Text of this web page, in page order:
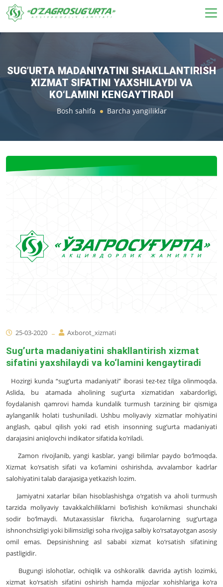
SUG’URTA MADANIYATINI SHAKLLANTIRISH
XIZMAT SIFATINI YAXSHILAYDI VA
KO‘LAMINI KENGAYTIRADI
Bosh sahifa Barcha yangiliklar
25-03-2020 Axborot_xizmati
Sug’urta madaniyatini shakllantirish xizmat
sifatini yaxshilaydi va ko‘lamini kengaytiradi
Hozirgi kunda “sug’urta madaniyati” iborasi tez-tez tilga olinmoqda.
Aslida, bu atamada aholining sug’urta xizmatidan xabardorligi,
foydalanish qamrovi hamda kundalik turmush tarzining bir qismiga
aylanganlik holati tushuniladi. Ushbu moliyaviy xizmatlar mohiyatini
anglash, qabul qilish yoki rad etish insonning sug’urta madaniyati
darajasini aniqlovchi indikator sifatida ko‘riladi.
Zamon rivojlanib, yangi kasblar, yangi bilimlar paydo bo‘lmoqda.
Xizmat ko‘rsatish sifati va ko‘lamini oshirishda, avvalambor kadrlar
salohiyatini talab darajasiga yetkazish lozim.
Jamiyatni xatarlar bilan hisoblashishga o‘rgatish va aholi turmush
tarzida moliyaviy tavakkalchiliklarni bo‘lishish ko‘nikmasi shunchaki
sodir bo‘lmaydi. Mutaxassislar fikricha, fuqarolarning sug’urtaga
ishnonchsizligi yoki bilimsizligi soha rivojiga salbiy ko‘rsatayotgan asosiy
omil emas. Depsinishning asl sababi xizmat ko‘rsatish sifatining
pastligidir.
Bugungi islohotlar, ochiqlik va oshkoralik davrida aytish lozimki,
xizmat ko‘rsatish sifatini oshirish hamda mijozlar xohishlariga ko‘ra